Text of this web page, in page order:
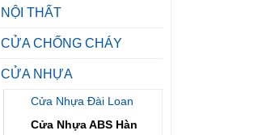
NỘI THẤT
CỬA CHỐNG CHÁY
CỬA NHỰA
Cửa Nhựa Đài Loan
Cửa Nhựa ABS Hàn